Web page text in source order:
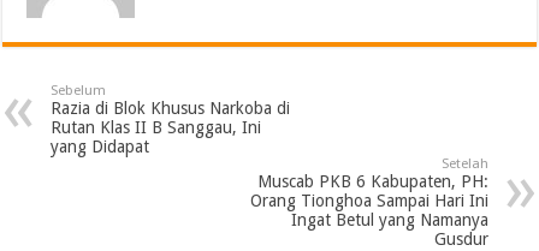
Sebelum
Razia di Blok Khusus Narkoba di
Rutan Klas II B Sanggau, Ini
yang Didapat
Setelah
Muscab PKB 6 Kabupaten, PH:
Orang Tionghoa Sampai Hari Ini
Ingat Betul yang Namanya
Gusdur